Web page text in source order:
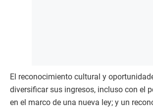
El reconocimiento cultural y
diversificar sus ingresos, incluso con el
en el marco de una nueva ley; y un